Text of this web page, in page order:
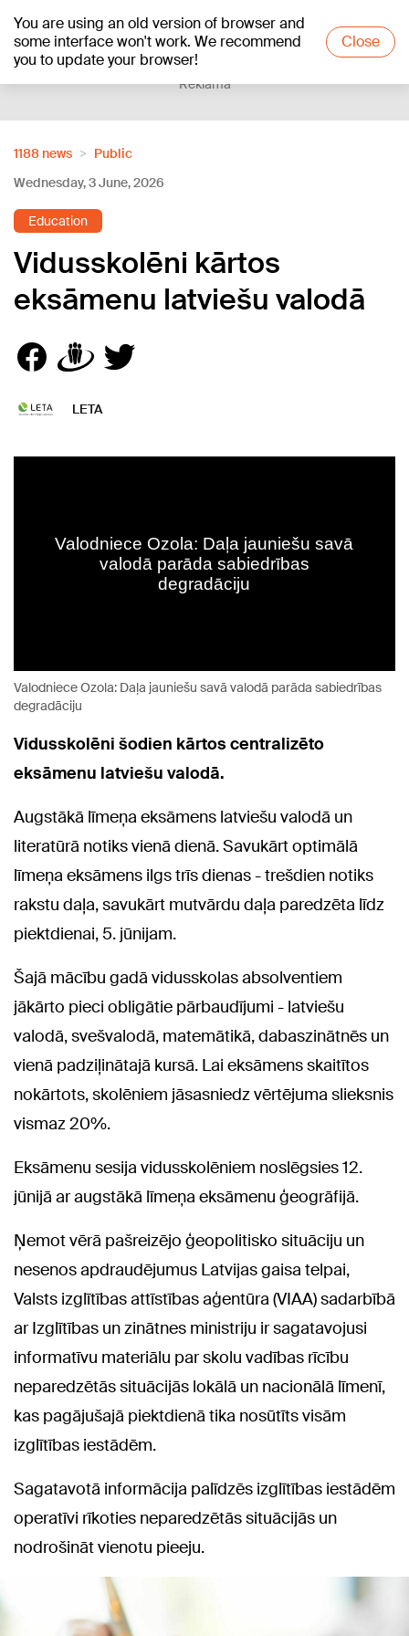
You are using an old version of browser and
some interface won't work. We recommend
you to update your browser!
Close
+24°C
Reklāma
1188 news
Public
Wednesday, 3 June, 2026
Education
Vidusskolēni kārtos
eksāmenu latviešu valodā
LETA
Valodniece Ozola: Daļa jauniešu savā valodā parāda sabiedrības
degradāciju
Vidusskolēni šodien kārtos centralizēto
eksāmenu latviešu valodā.
Augstākā līmeņa eksāmens latviešu valodā un
literatūrā notiks vienā dienā. Savukārt optimālā
līmeņa eksāmens ilgs trīs dienas - trešdien notiks
rakstu daļa, savukārt mutvārdu daļa paredzēta līdz
piektdienai, 5. jūnijam.
Šajā mācību gadā vidusskolas absolventiem
jākārto pieci obligātie pārbaudījumi - latviešu
valodā, svešvalodā, matemātikā, dabaszinātnēs un
vienā padziļinātajā kursā. Lai eksāmens skaitītos
nokārtots, skolēniem jāsasniedz vērtējuma slieksnis
vismaz 20%.
Eksāmenu sesija vidusskolēniem noslēgsies 12.
jūnijā ar augstākā līmeņa eksāmenu ģeogrāfijā.
Ņemot vērā pašreizējo ģeopolitisko situāciju un
nesenos apdraudējumus Latvijas gaisa telpai,
Valsts izglītības attīstības aģentūra (VIAA) sadarbībā
ar Izglītības un zinātnes ministriju ir sagatavojusi
informatīvu materiālu par skolu vadības rīcību
neparedzētās situācijās lokālā un nacionālā līmenī,
kas pagājušajā piektdienā tika nosūtīts visām
izglītības iestādēm.
Sagatavotā informācija palīdzēs izglītības iestādēm
operatīvi rīkoties neparedzētās situācijās un
nodrošināt vienotu pieeju.